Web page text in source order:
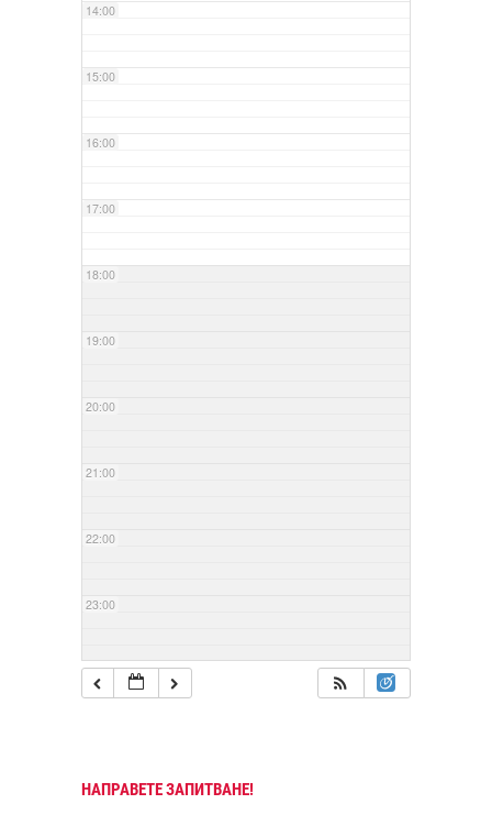
14:00
15:00
16:00
17:00
18:00
19:00
20:00
21:00
22:00
23:00
НАПРАВЕТЕ ЗАПИТВАНЕ!